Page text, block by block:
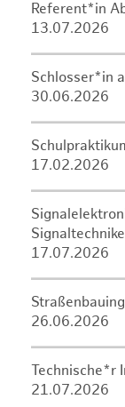
Referent*in
13.07.2026
Schlosser*in
30.06.2026
17.02.2026
17.07.2026
26.06.2026
Technische*r
21.07.2026